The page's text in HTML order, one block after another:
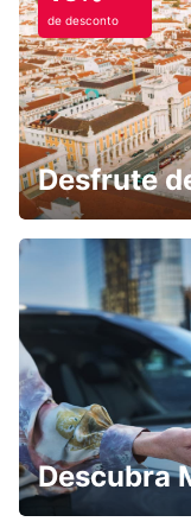
de desconto
Desfrute
Descubra